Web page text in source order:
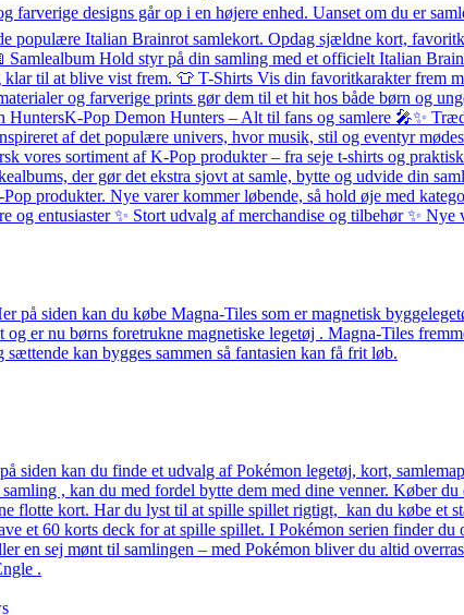
farverige designs går op i en højere enhed. Uanset om du er
populære Italian Brainrot samlekort. Opdag sjældne kort,
Samlealbum Hold styr på din samling med et officielt Italian
klar til at blive vist frem. 👕 T-Shirts Vis din favoritkarakter frem
og farverige prints gør dem til et hit hos både børn og
HuntersK-Pop Demon Hunters – Alt til fans og samlere 🎤✨
af det populære univers, hvor musik, stil og eventyr
vores sortiment af K-Pop produkter – fra seje t-shirts og
der gør det ekstra sjovt at samle, bytte og udvide din
produkter. Nye varer kommer løbende, så hold øje med
og entusiaster ✨ Stort udvalg af merchandise og tilbehør ✨
på siden kan du købe Magna-Tiles som er magnetisk
er nu børns foretrukne magnetiske legetøj . Magna-Tiles
sættende kan bygges sammen så fantasien kan få frit løb.
siden kan du finde et udvalg af Pokémon legetøj, kort,
, kan du med fordel bytte dem med dine venner. Køber
flotte kort. Har du lyst til at spille spillet rigtigt, kan du købe et
et 60 korts deck for at spille spillet. I Pokémon serien finder
en sej mønt til samlingen – med Pokémon bliver du altid
.